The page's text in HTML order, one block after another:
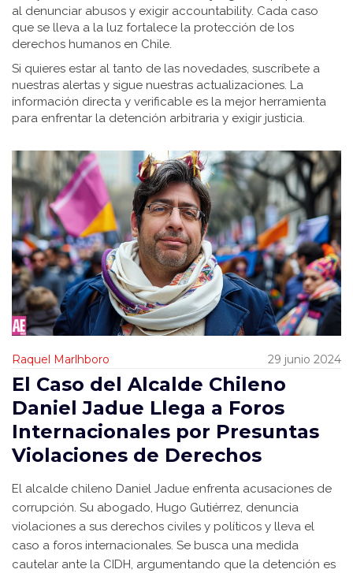
al denunciar abusos y exigir accountability. Cada caso
que se lleva a la luz fortalece la protección de los
derechos humanos en Chile.
Si quieres estar al tanto de las novedades, suscríbete a
nuestras alertas y sigue nuestras actualizaciones. La
información directa y verificable es la mejor herramienta
para enfrentar la detención arbitraria y exigir justicia.
Raquel Marlhboro 29 junio 2024
El Caso del Alcalde Chileno
Daniel Jadue Llega a Foros
Internacionales por Presuntas
Violaciones de Derechos
El alcalde chileno Daniel Jadue enfrenta acusaciones de
corrupción. Su abogado, Hugo Gutiérrez, denuncia
violaciones a sus derechos civiles y políticos y lleva el
caso a foros internacionales. Se busca una medida
cautelar ante la CIDH, argumentando que la detención es